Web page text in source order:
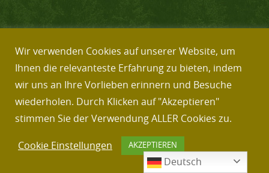
Harzer Panorama Artikel November 2021
Wir verwenden Cookies auf unserer Website, um
Ihnen die relevanteste Erfahrung zu bieten, indem
wir uns an Ihre Vorlieben erinnern und Besuche
wiederholen. Durch Klicken auf "Akzeptieren"
stimmen Sie der Verwendung ALLER Cookies zu.
Cookie Einstellungen AKZEPTIEREN
Deutsch